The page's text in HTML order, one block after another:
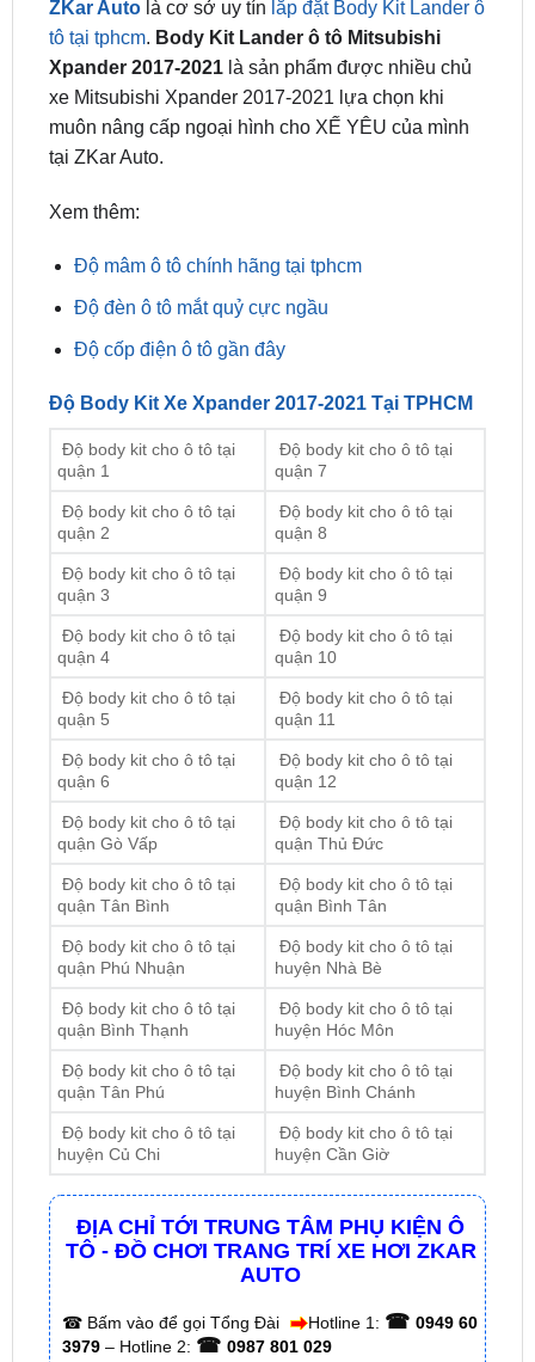
Xpander 2017-2021là sản phẩm được nhiều chủ
xe Mitsubishi Xpander 2017-2021 lựa chọn khi
muôn nâng cấp ngoại hình cho XẾ YÊU của mình
tại ZKar Auto.
Xem thêm:
Độ mâm ô tô chính hãng tại tphcm
Độ Body Kit Xe Xpander 2017-2021 Tại TPHCM
quận 1
quận 7
Độ body kit cho ô tô tại
quận 2
Độ body kit cho ô tô tại
quận 8
Độ body kit cho ô tô tại
quận 3
Độ body kit cho ô tô tại
quận 9
Độ body kit cho ô tô tại
quận 4
Độ body kit cho ô tô tại
quận 10
Độ body kit cho ô tô tại
quận 5
Độ body kit cho ô tô tại
quận 11
Độ body kit cho ô tô tại
quận 6
Độ body kit cho ô tô tại
quận 12
Độ body kit cho ô tô tại
quận Gò Vấp
Độ body kit cho ô tô tại
quận Thủ Đức
Độ body kit cho ô tô tại
quận Tân Bình
Độ body kit cho ô tô tại
quận Bình Tân
Độ body kit cho ô tô tại
quận Phú Nhuận
Độ body kit cho ô tô tại
huyện Nhà Bè
Độ body kit cho ô tô tại
quận Bình Thạnh
Độ body kit cho ô tô tại
huyện Hóc Môn
Độ body kit cho ô tô tại
quận Tân Phú
Độ body kit cho ô tô tại
huyện Bình Chánh
Độ body kit cho ô tô tại
huyện Củ Chi
Độ body kit cho ô tô tại
huyện Cần Giờ
ĐỊA CHỈ TỚI TRUNG TÂM PHỤ KIỆN Ô
TÔ - ĐỒ CHƠI TRANG TRÍ XE HƠI ZKAR
☎Bấm vào để gọi Tổng Đài Hotline 1:☎ 0949 60
0987 801 029
✅ Tới nâng cấp, lắp đặt tận nơi tại Tp.HCM và
các tỉnh lân cận